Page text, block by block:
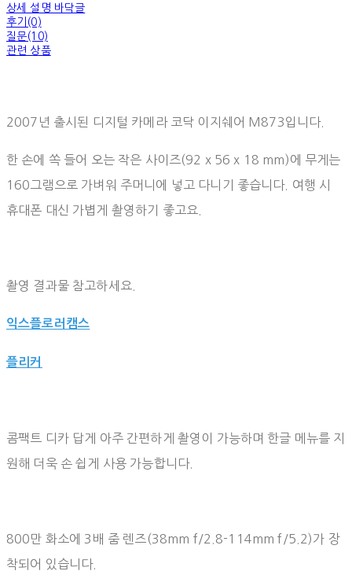
상세 설명 바닥글
후기(0)
질문(10)
관련 상품
2007년 출시된 디지털 카메라 코닥 이지쉐어 M873입니다.
한 손에 쏙 들어 오는 작은 사이즈(92 x 56 x 18 mm)에 무게는
160그램으로 가벼워 주머니에 넣고 다니기 좋습니다. 여행 시
휴대폰 대신 가볍게 촬영하기 좋고요.
촬영 결과물 참고하세요.
익스플로러캠스
플리커
콤팩트 디카 답게 아주 간편하게 촬영이 가능하며 한글 메뉴를 지
원해 더욱 손 쉽게 사용 가능합니다.
800만 화소에 3배 줌 렌즈(38mm f/2.8-114mm f/5.2)가 장
착되어 있습니다.